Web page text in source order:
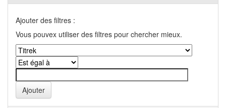
Ajouter des filtres :
Vous pouvex utiliser des filtres pour chercher mieux.